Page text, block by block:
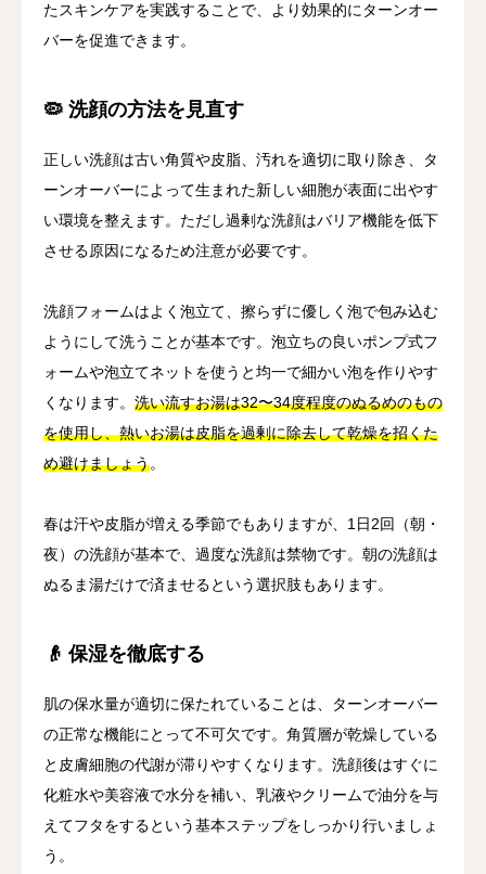
たスキンケアを実践することで、より効果的にターンオー
バーを促進できます。
🦠 洗顔の方法を見直す
正しい洗顔は古い角質や皮脂、汚れを適切に取り除き、タ
ーンオーバーによって生まれた新しい細胞が表面に出やす
い環境を整えます。ただし過剰な洗顔はバリア機能を低下
させる原因になるため注意が必要です。
洗顔フォームはよく泡立て、擦らずに優しく泡で包み込む
ようにして洗うことが基本です。泡立ちの良いポンプ式フ
ォームや泡立てネットを使うと均一で細かい泡を作りやす
くなります。 洗い流すお湯は32〜34度程度のぬるめのもの
を使用し、熱いお湯は皮脂を過剰に除去して乾燥を招くた
め避けましょう。
春は汗や皮脂が増える季節でもありますが、1日2回（朝・
夜）の洗顔が基本で、過度な洗顔は禁物です。朝の洗顔は
ぬるま湯だけで済ませるという選択肢もあります。
👴 保湿を徹底する
肌の保水量が適切に保たれていることは、ターンオーバー
の正常な機能にとって不可欠です。角質層が乾燥している
と皮膚細胞の代謝が滞りやすくなります。洗顔後はすぐに
化粧水や美容液で水分を補い、乳液やクリームで油分を与
えてフタをするという基本ステップをしっかり行いましょ
う。